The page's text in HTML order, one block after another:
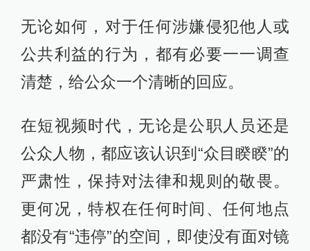
无论如何，对于任何涉嫌侵犯他人或
公共利益的行为，都有必要一一调查
清楚，给公众一个清晰的回应。
在短视频时代，无论是公职人员还是
公众人物，都应该认识到“众目睽睽”的
严肃性，保持对法律和规则的敬畏。
更何况，特权在任何时间、任何地点
都没有“违停”的空间，即使没有面对镜